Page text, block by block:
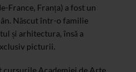
France, Franța) a fost un
Născut într-o familie
și arhitectura, însă a
picturii.
Academiei de Arte